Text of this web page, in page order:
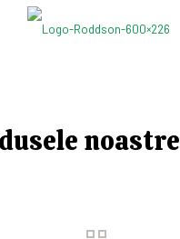
noastre